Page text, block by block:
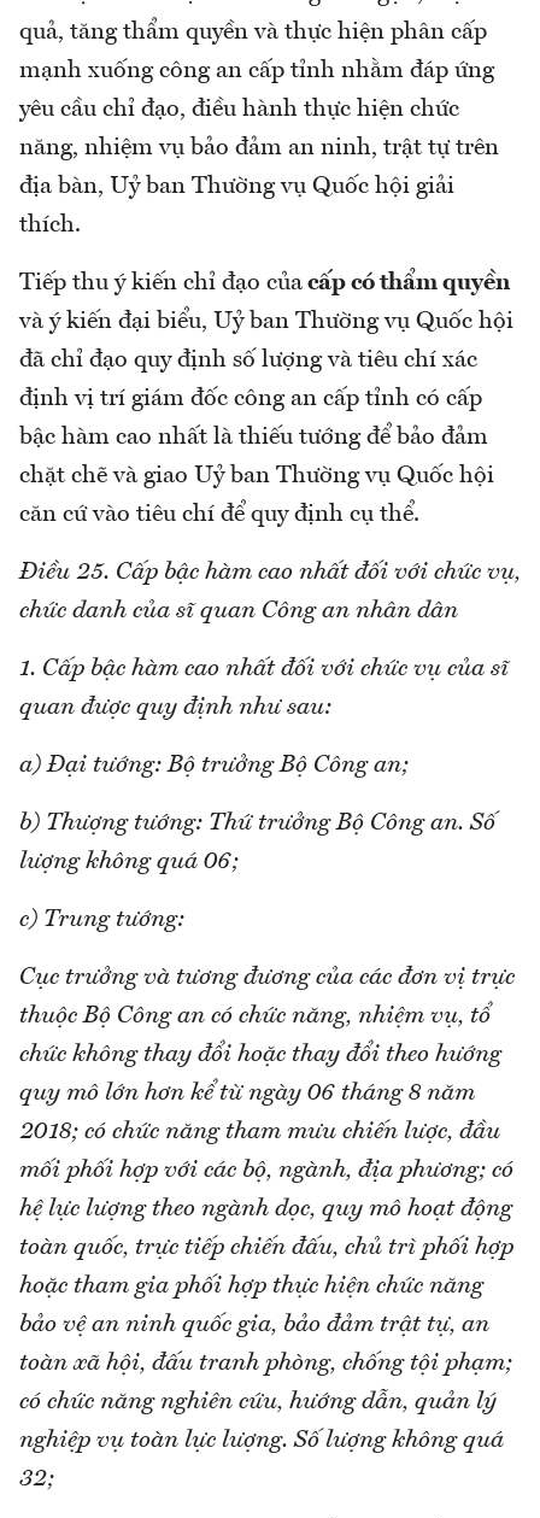
quả, tăng thẩm quyền và thực hiện phân cấp
mạnh xuống công an cấp tỉnh nhằm đáp ứng
yêu cầu chỉ đạo, điều hành thực hiện chức
năng, nhiệm vụ bảo đảm an ninh, trật tự trên
địa bàn, Uỷ ban Thường vụ Quốc hội giải
thích.
Tiếp thu ý kiến chỉ đạo của cấp có thẩm quyền
và ý kiến đại biểu, Uỷ ban Thường vụ Quốc hội
đã chỉ đạo quy định số lượng và tiêu chí xác
định vị trí giám đốc công an cấp tỉnh có cấp
bậc hàm cao nhất là thiếu tướng để bảo đảm
chặt chẽ và giao Uỷ ban Thường vụ Quốc hội
căn cứ vào tiêu chí để quy định cụ thể.
Điều 25. Cấp bậc hàm cao nhất đối với chức vụ,
chức danh của sĩ quan Công an nhân dân
1. Cấp bậc hàm cao nhất đối với chức vụ của sĩ
quan được quy định như sau:
a) Đại tướng: Bộ trưởng Bộ Công an;
b) Thượng tướng: Thứ trưởng Bộ Công an. Số
lượng không quá 06;
c) Trung tướng:
Cục trưởng và tương đương của các đơn vị trực
thuộc Bộ Công an có chức năng, nhiệm vụ, tổ
chức không thay đổi hoặc thay đổi theo hướng
quy mô lớn hơn kể từ ngày 06 tháng 8 năm
2018; có chức năng tham mưu chiến lược, đầu
mối phối hợp với các bộ, ngành, địa phương; có
hệ lực lượng theo ngành dọc, quy mô hoạt động
toàn quốc, trực tiếp chiến đấu, chủ trì phối hợp
hoặc tham gia phối hợp thực hiện chức năng
bảo vệ an ninh quốc gia, bảo đảm trật tự, an
toàn xã hội, đấu tranh phòng, chống tội phạm;
có chức năng nghiên cứu, hướng dẫn, quản lý
nghiệp vụ toàn lực lượng. Số lượng không quá
32;